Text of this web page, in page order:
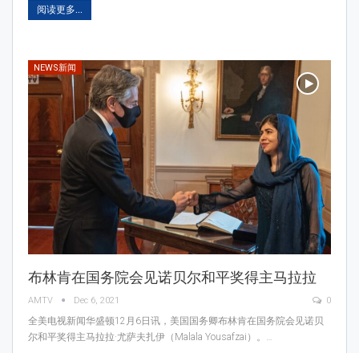
阅读更多...
NEWS新闻
布林肯在国务院会见诺贝尔和平奖得主马拉拉
AMTV Dec 6, 2021 0
全美电视新闻华盛顿12月6日讯，美国国务卿布林肯在国务院会见诺贝
尔和平奖得主马拉拉·尤萨夫扎伊（Malala Yousafzai）。…